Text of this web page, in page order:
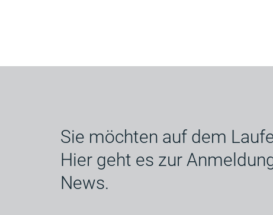
Sie möchten auf dem
Hier geht es zur
News.